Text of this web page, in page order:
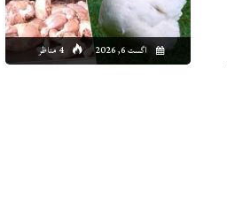
اگست 6, 2026 4 مناظر